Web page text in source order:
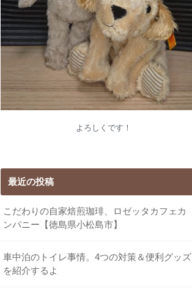
よろしくです！
最近の投稿
こだわりの自家焙煎珈琲、ロゼッタカフェカ
ンパニー【徳島県小松島市】
車中泊のトイレ事情。4つの対策＆便利グッズ
を紹介するよ